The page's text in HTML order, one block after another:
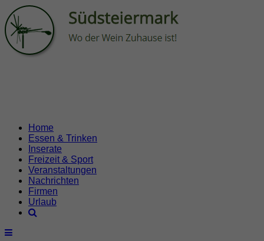
Home
Essen & Trinken
Inserate
Freizeit & Sport
Veranstaltungen
Nachrichten
Firmen
Urlaub